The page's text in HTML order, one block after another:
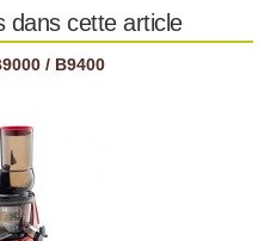
dans cette article
/ B9400